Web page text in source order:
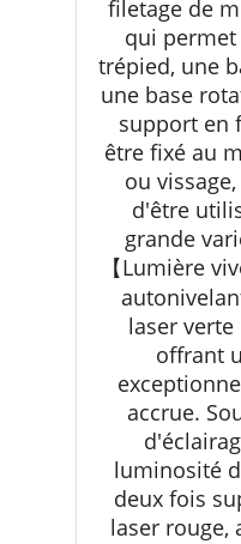
filetage de
qui
trépied, une
une base
support en
être fixé au
ou
d'être
grande
【Lumière
laser
offrant
accrue.
luminosité
deux fois
laser rouge,